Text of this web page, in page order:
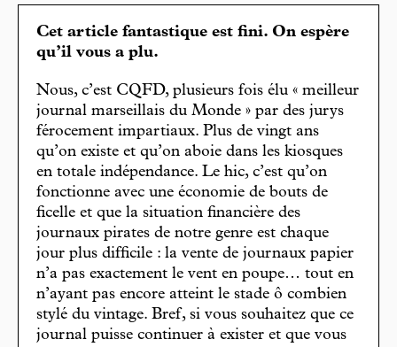
Cet article fantastique est fini. On espère
qu’il vous a plu.
Nous, c’est CQFD, plusieurs fois élu « meilleur
journal marseillais du Monde » par des jurys
férocement impartiaux. Plus de vingt ans
qu’on existe et qu’on aboie dans les kiosques
en totale indépendance. Le hic, c’est qu’on
fonctionne avec une économie de bouts de
ficelle et que la situation financière des
journaux pirates de notre genre est chaque
jour plus difficile : la vente de journaux papier
n’a pas exactement le vent en poupe… tout en
n’ayant pas encore atteint le stade ô combien
stylé du vintage. Bref, si vous souhaitez que ce
journal puisse continuer à exister et que vous